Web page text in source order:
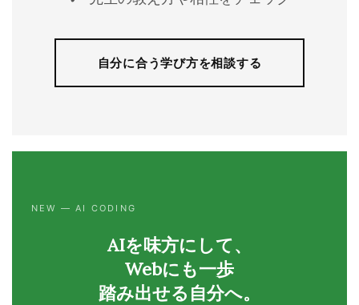
自分に合う学び方を相談する
NEW — AI CODING
AIを味方にして、
Webにも一歩
踏み出せる自分へ。